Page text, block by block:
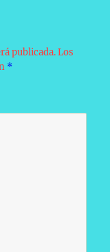
publicada. Los
*